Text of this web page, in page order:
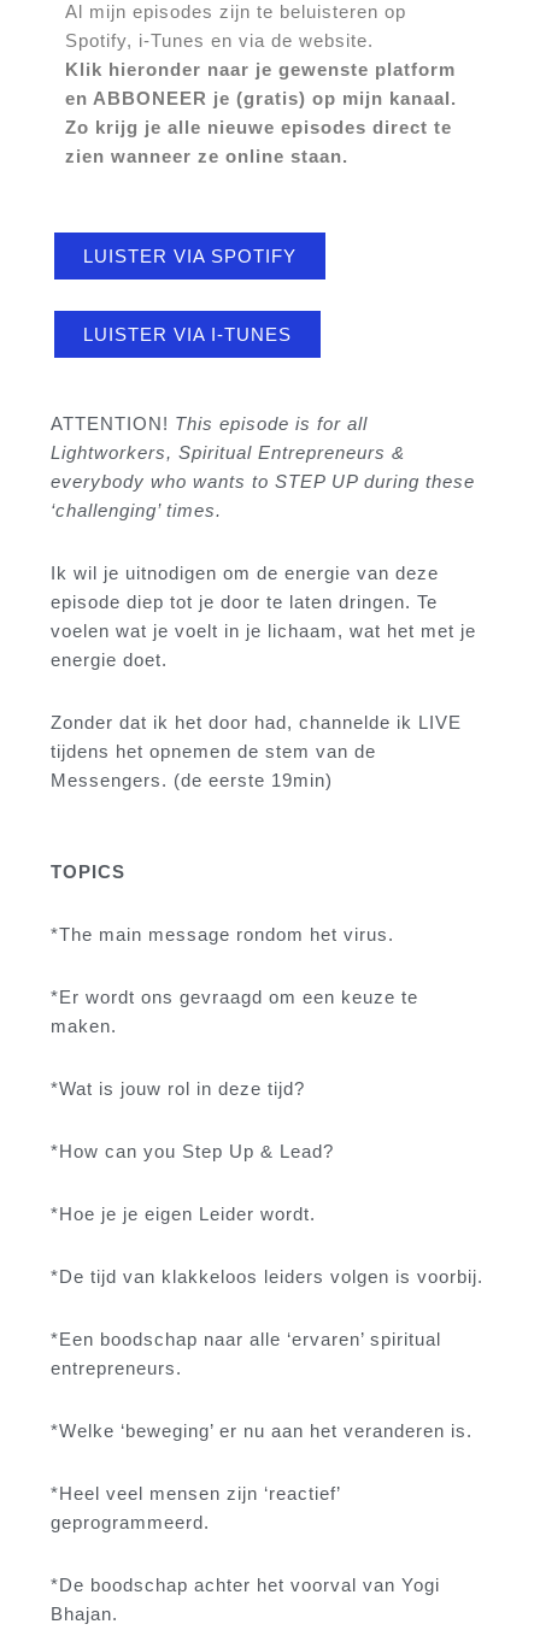
Al mijn episodes zijn te beluisteren op
Spotify, i-Tunes en via de website.
Klik hieronder naar je gewenste platform
en ABBONEER je (gratis) op mijn kanaal.
Zo krijg je alle nieuwe episodes direct te
zien wanneer ze online staan.
LUISTER VIA SPOTIFY
LUISTER VIA I-TUNES
ATTENTION! This episode is for all
Lightworkers, Spiritual Entrepreneurs &
everybody who wants to STEP UP during these
‘challenging’ times.
Ik wil je uitnodigen om de energie van deze
episode diep tot je door te laten dringen. Te
voelen wat je voelt in je lichaam, wat het met je
energie doet.
Zonder dat ik het door had, channelde ik LIVE
tijdens het opnemen de stem van de
Messengers. (de eerste 19min)
TOPICS
*The main message rondom het virus.
*Er wordt ons gevraagd om een keuze te
maken.
*Wat is jouw rol in deze tijd?
*How can you Step Up & Lead?
*Hoe je je eigen Leider wordt.
*De tijd van klakkeloos leiders volgen is voorbij.
*Een boodschap naar alle ‘ervaren’ spiritual
entrepreneurs.
*Welke ‘beweging’ er nu aan het veranderen is.
*Heel veel mensen zijn ‘reactief’
geprogrammeerd.
*De boodschap achter het voorval van Yogi
Bhajan.